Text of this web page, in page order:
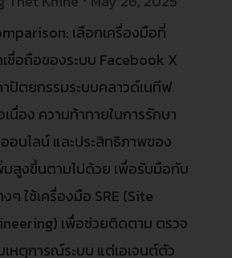
เลือกเครื่องมือที่
เชื่อถือของระบบ Facebook X
ปัตยกรรมระบบคลาวด์เนทีฟ
นื่อง ความท้าทายในการรักษา
อนไลน์ และประสิทธิภาพของ
สูงขึ้นตามไปด้วย เพื่อรับมือกับ
ๆ ใช้เครื่องมือ SRE (Site
เพื่อช่วยติดตาม ตรวจ
หตุการณ์ระบบ แต่เอเจนต์ตัว